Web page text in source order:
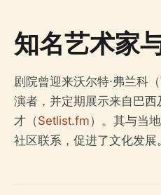
知名艺术家
剧院曾迎来沃尔特·弗兰科
演者，并定期展示来自巴
才（Setlist.fm）。其与当
社区联系，促进了文化发展。